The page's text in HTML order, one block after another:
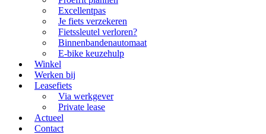
Excellentpas
Je fiets verzekeren
Fietssleutel verloren?
Binnenbandenautomaat
E-bike keuzehulp
Winkel
Werken bij
Leasefiets
Via werkgever
Private lease
Actueel
Contact